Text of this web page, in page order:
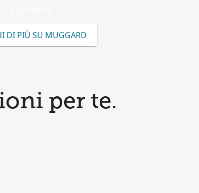
DI PIÙ SU MUGGARD
per te.